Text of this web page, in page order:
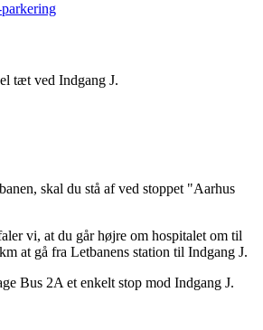
tæt ved Indgang J.
skal du stå af ved stoppet "Aarhus
vi, at du går højre om hospitalet om til
at gå fra Letbanens station til Indgang J.
Bus 2A et enkelt stop mod Indgang J.